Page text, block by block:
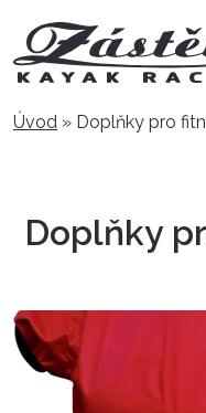
Úvod » Doplňky pro
Doplňky